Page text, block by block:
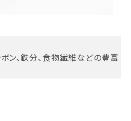
ボン、鉄分、食物繊維などの豊富